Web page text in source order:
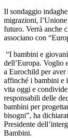
Il sondaggio
migrazioni,
futuro. Verrà anche
associano con
“I bambini e
dell’Europa. Voglio
a Eurochild per aver
affinché i bambini e
vita oggi e
responsabili delle
bambini per
bisogni”, ha
Presidente
Bambini.